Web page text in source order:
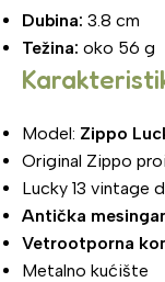
Dubina: 3.8 cm
Težina: oko 56 g
Model: Zippo
Original Zippo
Lucky 13 vintage
Antička
Vetrootporna
Metalno kućište